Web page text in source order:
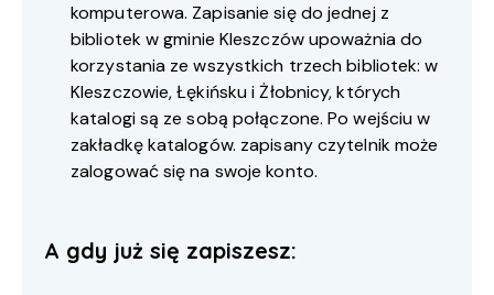
komputerowa. Zapisanie się do jednej z
bibliotek w gminie Kleszczów upoważnia do
korzystania ze wszystkich trzech bibliotek: w
Kleszczowie, Łękińsku i Żłobnicy, których
katalogi są ze sobą połączone. Po wejściu w
zakładkę katalogów. zapisany czytelnik może
zalogować się na swoje konto.
A gdy już się zapiszesz: